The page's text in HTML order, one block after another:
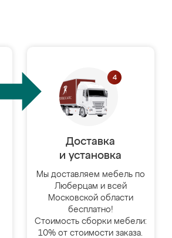
Доставка
и установка
Мы доставляем мебель по
Люберцам и всей
Московской области
бесплатно!
Стоимость сборки мебели:
10% от стоимости заказа.